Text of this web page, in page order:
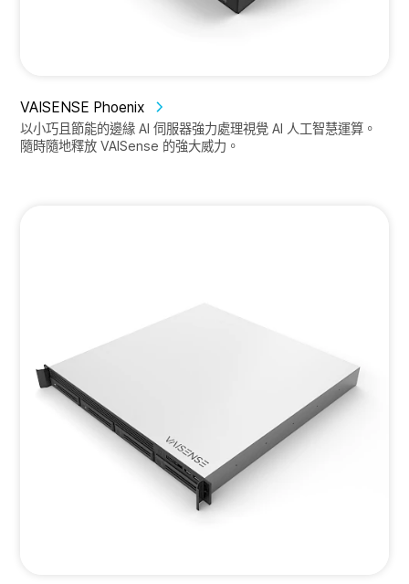
VAISENSE Phoenix
以小巧且節能的邊緣 AI 伺服器強力處理視覺 AI 人工智慧運算。
隨時隨地釋放 VAISense 的強大威力。